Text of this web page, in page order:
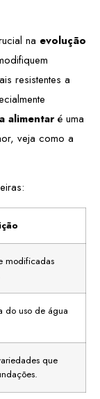
na evolução
resistentes a
alimentaré uma
veja como a
modificadas
do uso de água
que